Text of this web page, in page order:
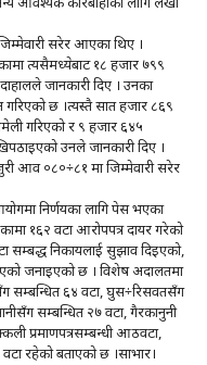
सरेर आएका थिए ।
त्यसैमध्येबाट १८ हजार ७९९
जानकारी दिए । उनका
छ ।त्यस्तै सात हजार ८६९
गरिएको र ९ हजार ६४५
उनले जानकारी दिए ।
आव ०८०÷८१ मा जिम्मेवारी सरेर
निर्णयका लागि पेस भएका
१६२ वटा आरोपपत्र दायर गरेको
सम्बद्ध निकायलाई सुझाव दिइएको,
जनाइएको छ । विशेष अदालतमा
सम्बन्धित ६४ वटा, घुस÷रिसवतसँग
सम्बन्धित २७ वटा, गैरकानुनी
प्रमाणपत्रसम्बन्धी आठवटा,
रहेको बताएको छ ।साभार।